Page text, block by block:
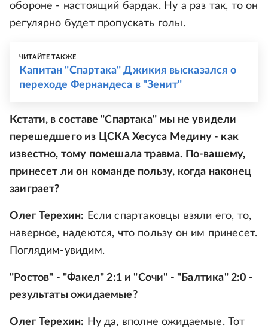
обороне - настоящий бардак. Ну а раз так, то он
регулярно будет пропускать голы.
ЧИТАЙТЕ ТАКЖЕ
Капитан "Спартака" Джикия высказался о
переходе Фернандеса в "Зенит"
Кстати, в составе "Спартака" мы не увидели
перешедшего из ЦСКА Хесуса Медину - как
известно, тому помешала травма. По-вашему,
принесет ли он команде пользу, когда наконец
заиграет?
Олег Терехин: Если спартаковцы взяли его, то,
наверное, надеются, что пользу он им принесет.
Поглядим-увидим.
"Ростов" - "Факел" 2:1 и "Сочи" - "Балтика" 2:0 -
результаты ожидаемые?
Олег Терехин: Ну да, вполне ожидаемые. Тот